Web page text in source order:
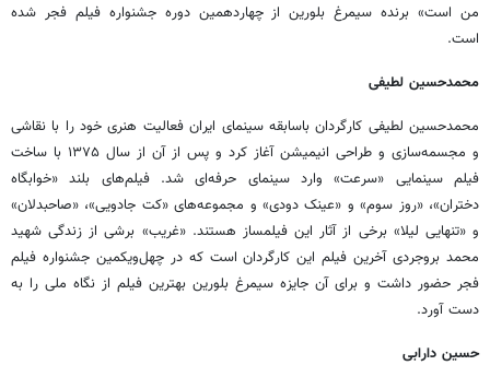
من است» برنده سیمرغ بلورین از چهاردهمین دوره جشنواره فیلم فجر شده
است.
محمدحسین لطیفی
محمدحسین لطیفی کارگردان باسابقه سینمای ایران فعالیت هنری خود را با نقاشی
و مجسمه‌سازی و طراحی انیمیشن آغاز کرد و پس از آن از سال ۱۳۷۵ با ساخت
فیلم سینمایی «سرعت» وارد سینمای حرفه‌ای شد. فیلم‌های بلند «خوابگاه
دختران»، «روز سوم» و «عینک دودی» و مجموعه‌های «کت جادویی»، «صاحبدلان»
و «تنهایی لیلا» برخی از آثار این فیلمساز هستند. «غریب» برشیاز زندگی شهید
محمد بروجردی آخرین فیلم این کارگردان است که درچهل‌ویکمین جشنواره فیلم
فجر حضور داشت و برای آن جایزه سیمرغ بلورین بهترین فیلم از نگاه ملی را به
دست آورد.
حسین دارابی